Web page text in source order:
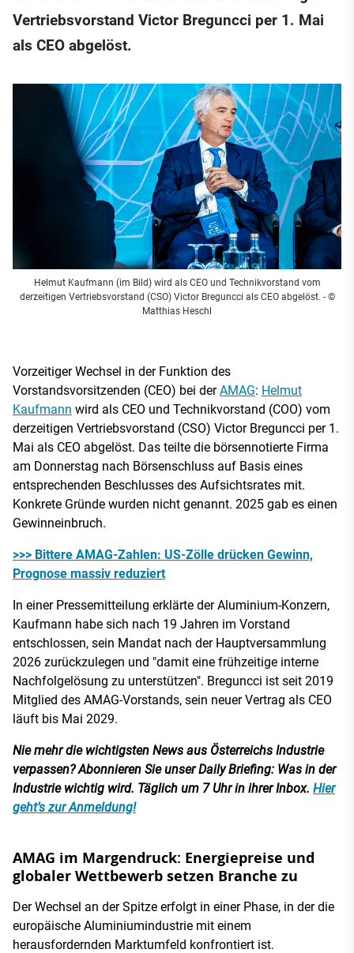
Vertriebsvorstand Victor Breguncci per 1. Mai
als CEO abgelöst.
Helmut Kaufmann (im Bild) wird als CEO und Technikvorstand vom
derzeitigen Vertriebsvorstand (CSO) Victor Breguncci als CEO abgelöst. - ©
Matthias Heschl
Vorzeitiger Wechsel in der Funktion des
Vorstandsvorsitzenden (CEO) bei derAMAG: Helmut
Kaufmann wird als CEO und Technikvorstand (COO) vom
derzeitigen Vertriebsvorstand (CSO) Victor Breguncci per 1.
Mai als CEO abgelöst. Das teilte die börsennotierte Firma
am Donnerstag nach Börsenschluss auf Basis eines
entsprechenden Beschlusses des Aufsichtsrates mit.
Konkrete Gründe wurden nicht genannt. 2025 gab es einen
Gewinneinbruch.
>>> Bittere AMAG-Zahlen: US-Zölle drücken Gewinn,
Prognose massiv reduziert
In einer Pressemitteilung erklärte der Aluminium-Konzern,
Kaufmann habe sich nach 19 Jahren im Vorstand
entschlossen, sein Mandat nach der Hauptversammlung
2026 zurückzulegen und "damit eine frühzeitige interne
Nachfolgelösung zu unterstützen". Breguncci ist seit 2019
Mitglied des AMAG-Vorstands, sein neuer Vertrag als CEO
läuft bis Mai 2029.
Nie mehr die wichtigsten News aus Österreichs Industrie
verpassen? Abonnieren Sie unser Daily Briefing: Was in der
Industrie wichtig wird. Täglich um 7 Uhr in ihrer Inbox. Hier
geht’s zur Anmeldung!
AMAG im Margendruck: Energiepreise und
globaler Wettbewerb setzen Branche zu
Der Wechsel an der Spitze erfolgt in einer Phase, in der die
europäische Aluminiumindustrie mit einem
herausfordernden Marktumfeld konfrontiert ist.